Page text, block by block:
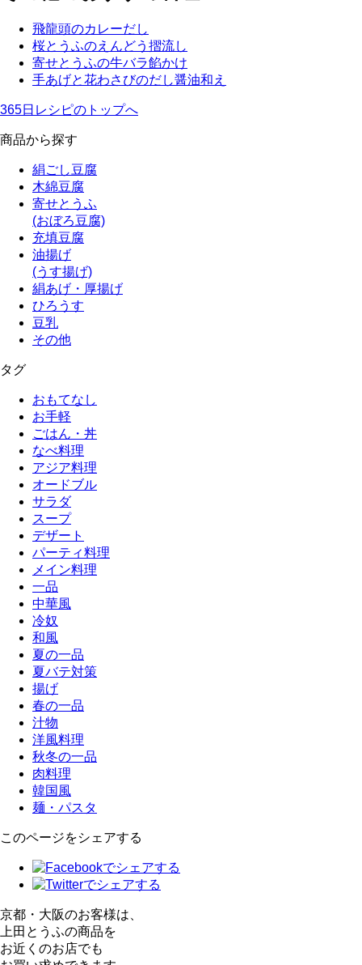
飛龍頭のカレーだし
桜とうふのえんどう摺流し
寄せとうふの牛バラ餡かけ
手あげと花わさびのだし醤油和え
365日レシピのトップへ
商品から探す
絹ごし豆腐
木綿豆腐
寄せとうふ
(おぼろ豆腐)
充填豆腐
油揚げ
(うす揚げ)
絹あげ・厚揚げ
ひろうす
豆乳
その他
タグ
おもてなし
お手軽
ごはん・丼
なべ料理
アジア料理
オードブル
サラダ
スープ
デザート
パーティ料理
メイン料理
一品
中華風
冷奴
和風
夏の一品
夏バテ対策
揚げ
春の一品
汁物
洋風料理
秋冬の一品
肉料理
韓国風
麺・パスタ
このページをシェアする
京都・大阪のお客様は、
上田とうふの商品を
お近くのお店でも